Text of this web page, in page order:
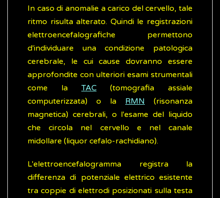
In caso di anomalie a carico del cervello, tale
ritmo risulta alterato. Quindi le registrazioni
elettroencefalografiche permettono
d'individuare una condizione patologica
cerebrale, le cui cause dovranno essere
approfondite con ulteriori esami strumentali
come laTAC(tomografia assiale
computerizzata) o la RMN (risonanza
magnetica) cerebrali, o l'esame del liquido
che circola nel cervello e nel canale
midollare (liquor cefalo-rachidiano).
L'elettroencefalogramma registra la
differenza di potenziale elettrico esistente
tra coppie di elettrodi posizionati sulla testa